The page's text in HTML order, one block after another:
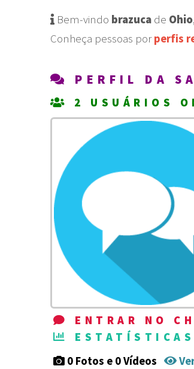
Bem-vindo brazucade Ohio,
Conheça pessoas porperfis
PERFIL DA
2 USUÁRIOS
ENTRAR NO
ESTATÍSTICAS
0 Fotos e 0 Vídeos